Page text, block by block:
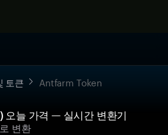
토큰 Antfarm Token
오늘 가격 — 실시간 변환기
변환